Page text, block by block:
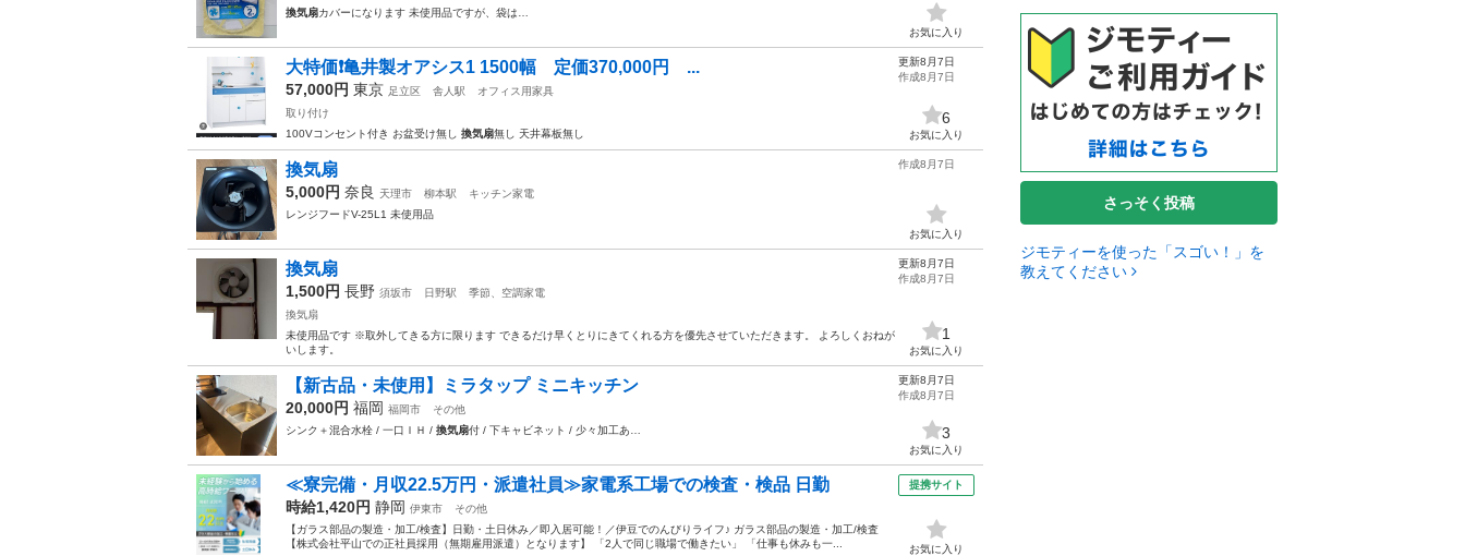
換気扇カバーになります 未使用品ですが、袋は…
お気に入り
大特価❗️亀井製オアシス1 1500幅 定価370,000円 ...
57,000円 東京 足立区 舎人駅
オフィス用家具
取り付け
100Vコンセント付き お盆受け無し 換気扇無し 天井幕板無し
更新8月7日
作成8月7日
6
お気に入り
換気扇
5,000円 奈良 天理市 柳本駅
キッチン家電
レンジフードV-25L1 未使用品
作成8月7日
お気に入り
換気扇
1,500円 長野 須坂市 日野駅
季節、空調家電
換気扇
未使用品です ※取外してきる方に限ります できるだけ早くとりにきてくれる方を優先させていただきます。 よろしくおねが
いします。
更新8月7日
作成8月7日
1
お気に入り
【新古品・未使用】ミラタップ ミニキッチン
20,000円 福岡 福岡市
その他
シンク＋混合水栓 / 一口ＩＨ / 換気扇付 / 下キャビネット / 少々加工あ…
更新8月7日
作成8月7日
3
お気に入り
≪寮完備・月収22.5万円・派遣社員≫家電系工場での検査・検品 日勤
時給1,420円 静岡 伊東市
その他
【ガラス部品の製造・加工/検査】日勤・土日休み／即入居可能！／伊豆でのんびりライフ♪ ガラス部品の製造・加工/検査
【株式会社平山での正社員採用（無期雇用派遣）となります】 「2人で同じ職場で働きたい」 「仕事も休みも一...
提携サイト
お気に入り
さっそく投稿
ジモティーを使った「スゴい！」を
教えてください